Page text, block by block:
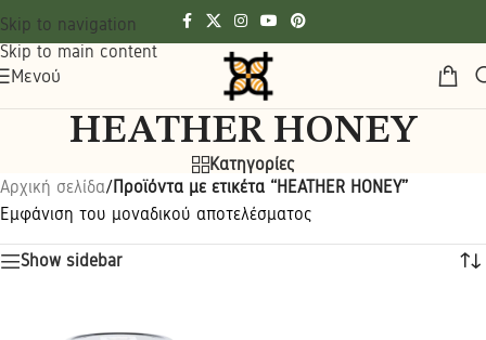
Skip to navigation
Skip to main content
Μενού
HEATHER HONEY
Κατηγορίες
Αρχική σελίδα/Προϊόντα με ετικέτα “HEATHER HONEY”
Εμφάνιση του μοναδικού αποτελέσματος
Show sidebar